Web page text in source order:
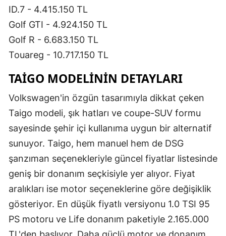
ID.7 - 4.415.150 TL
Golf GTI - 4.924.150 TL
Golf R - 6.683.150 TL
Touareg - 10.717.150 TL
TAIGO MODELININ DETAYLARI
Volkswagen'in özgün tasarımıyla dikkat çeken
Taigo modeli, şık hatları ve coupe-SUV formu
sayesinde şehir içi kullanıma uygun bir alternatif
sunuyor. Taigo, hem manuel hem de DSG
şanzıman seçenekleriyle güncel fiyatlar listesinde
geniş bir donanım seçkisiyle yer alıyor. Fiyat
aralıkları ise motor seçeneklerine göre değişiklik
gösteriyor. En düşük fiyatlı versiyonu 1.0 TSI 95
PS motoru ve Life donanım paketiyle 2.165.000